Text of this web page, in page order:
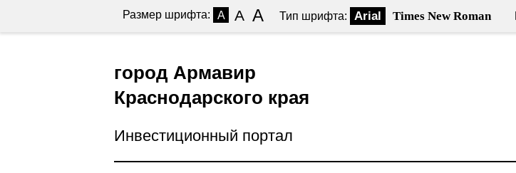
Размер шрифта: A A A Тип шрифта: Arial Times New Roman
город Армавир
Краснодарского края
Инвестиционный портал